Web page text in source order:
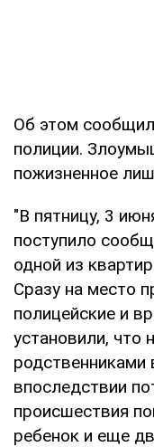
Об этом
полиции.
пожизненное
"В пятницу, 3
поступило
одной из
Сразу на место
полицейские и
установили, что
родственниками
впоследствии
происшествия
ребенок и еще